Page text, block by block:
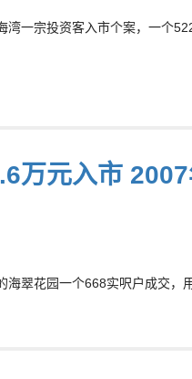
一宗投资客入市个案，一个
万元入市
翠花园一个668实呎户成交，